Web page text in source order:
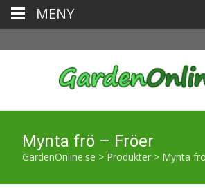
Mynta frö – Fröer
GardenOnline.se > Produkter > Mynta
MENY